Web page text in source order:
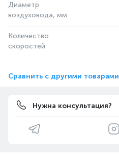
Диаметр
воздуховода, мм
Количество
скоростей
Сравнить с другими товарами
Нужна консультация?